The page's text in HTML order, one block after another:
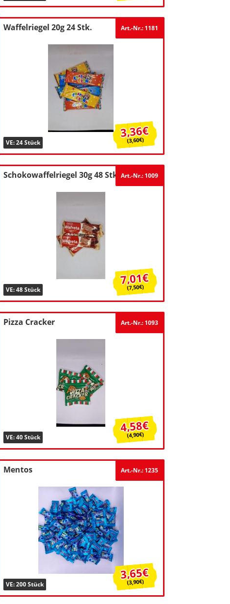
Waffelriegel 20g 24 Stk. Art.-Nr.: 1181
VE: 24 Stück
3,36€
(3,60€)
Schokowaffelriegel 30g 48 Stk. Art.-Nr.: 1009
VE: 48 Stück
7,01€
(7,50€)
Pizza Cracker Art.-Nr.: 1093
VE: 40 Stück
4,58€
(4,90€)
Mentos Art.-Nr.: 1235
VE: 200 Stück
3,65€
(3,90€)